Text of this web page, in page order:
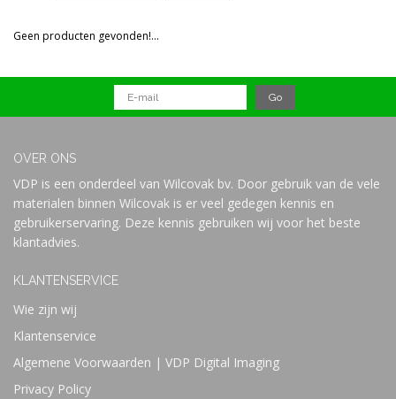
Prijs
Geen producten gevonden!...
OVER ONS
VDP is een onderdeel van Wilcovak bv. Door gebruik van de vele
materialen binnen Wilcovak is er veel gedegen kennis en
gebruikerservaring. Deze kennis gebruiken wij voor het beste
klantadvies.
KLANTENSERVICE
Wie zijn wij
Klantenservice
Algemene Voorwaarden | VDP Digital Imaging
Privacy Policy